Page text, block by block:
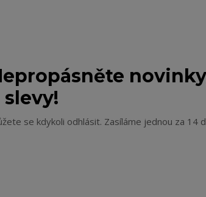
slevy!
se kdykoli odhlásit. Zasíláme jednou za 14